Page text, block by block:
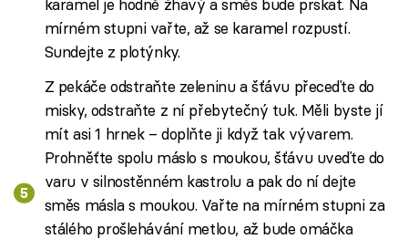
karamel je hodně žhavý a směs bude prskat. Na
mírném stupni vařte, až se karamel rozpustí.
Sundejte z plotýnky.
Z pekáče odstraňte zeleninu a šťávu přeceďte do
misky, odstraňte z ní přebytečný tuk. Měli byste jí
mít asi 1 hrnek – doplňte ji když tak vývarem.
Prohněťte spolu máslo s moukou, šťávu uveďte do
varu v silnostěnném kastrolu a pak do ní dejte
směs másla s moukou. Vařte na mírném stupni za
stálého prošlehávání metlou, až bude omáčka